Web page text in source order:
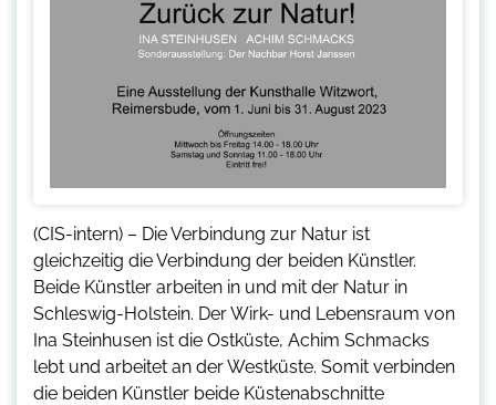
(CIS-intern) – Die Verbindung zur Natur ist
gleichzeitig die Verbindung der beiden Künstler.
Beide Künstler arbeiten in und mit der Natur in
Schleswig-Holstein. Der Wirk- und Lebensraum von
Ina Steinhusen ist die Ostküste, Achim Schmacks
lebt und arbeitet an der Westküste. Somit verbinden
die beiden Künstler beide Küstenabschnitte